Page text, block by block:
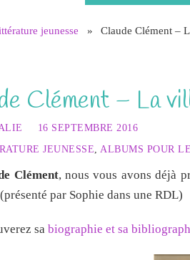
jeunesse » Claude Clément –
Clément – La
16 SEPTEMBRE 2016
JEUNESSE
ALBUMS POUR
Clément, nous vous avons déjà
(présenté par Sophie dans une RDL)
sa biographie et sa